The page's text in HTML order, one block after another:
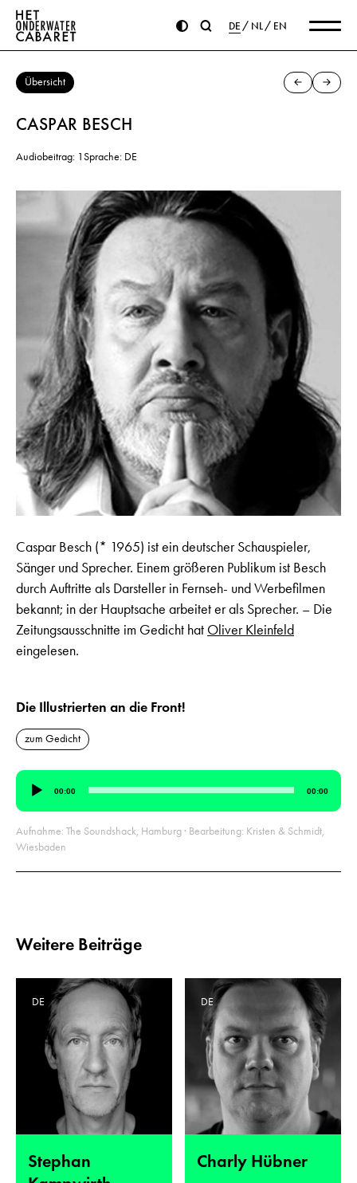
DE NL EN
Übersicht
CASPAR BESCH
Audiobeitrag: 1Sprache: DE
Caspar Besch (* 1965) ist ein deutscher Schauspieler,
Sänger und Sprecher. Einem größeren Publikum ist Besch
durch Auftritte als Darsteller in Fernseh- und Werbefilmen
bekannt; in der Hauptsache arbeitet er als Sprecher. – Die
Zeitungsausschnitte im Gedicht hat Oliver Kleinfeld
eingelesen.
Die Illustrierten an die Front!
zum Gedicht
Audio-
Player
00:00 00:00
Aufnahme: The Soundshack, Hamburg · Bearbeitung: Kristen & Schmidt,
Wiesbaden
Weitere Beiträge
Stephan
DE
Charly Hübner
DE